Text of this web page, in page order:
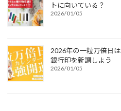
トに向いている？
2026/01/05
2026年の一粒万倍日
銀行印を新調しよう
2026/01/05